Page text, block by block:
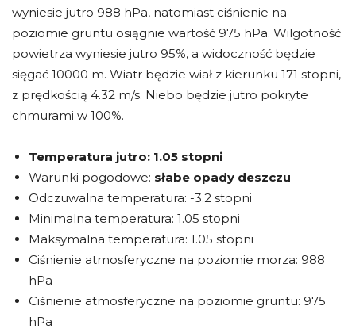
wyniesie jutro 988 hPa, natomiast ciśnienie na
poziomie gruntu osiągnie wartość 975 hPa. Wilgotność
powietrza wyniesie jutro 95%, a widoczność będzie
sięgać 10000 m. Wiatr będzie wiał z kierunku 171 stopni,
z prędkością 4.32 m/s. Niebo będzie jutro pokryte
chmurami w 100%.
Temperatura jutro: 1.05 stopni
Warunki pogodowe: słabe opady deszczu
Odczuwalna temperatura: -3.2 stopni
Minimalna temperatura: 1.05 stopni
Maksymalna temperatura: 1.05 stopni
Ciśnienie atmosferyczne na poziomie morza: 988
hPa
Ciśnienie atmosferyczne na poziomie gruntu: 975
hPa